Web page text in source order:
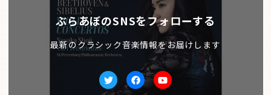
ぶらあぼのSNSをフォローする
最新のクラシック音楽情報をお届けします
TwitterfacebookYoutube